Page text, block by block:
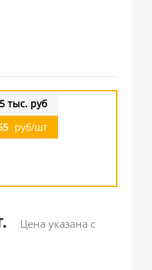
тыс. руб
руб/шт
Цена указана с